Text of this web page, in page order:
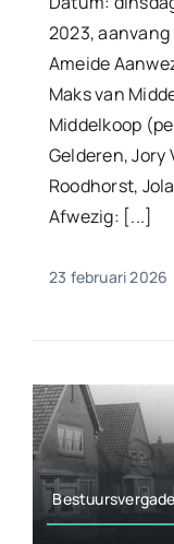
2023,
Ameide
Maks van
Middelkoop
Gelderen, Jory
Roodhorst,
Afwezig: [...]
23 februari 2026